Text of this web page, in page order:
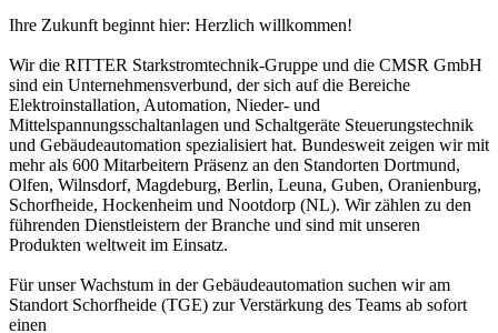
Ihre Zukunft beginnt hier: Herzlich willkommen!
Wir die RITTER Starkstromtechnik-Gruppe und die CMSR GmbH
sind ein Unternehmensverbund, der sich auf die Bereiche
Elektroinstallation, Automation, Nieder- und
Mittelspannungsschaltanlagen und Schaltgeräte Steuerungstechnik
und Gebäudeautomation spezialisiert hat. Bundesweit zeigen wir mit
mehr als 600 Mitarbeitern Präsenz an den Standorten Dortmund,
Olfen, Wilnsdorf, Magdeburg, Berlin, Leuna, Guben, Oranienburg,
Schorfheide, Hockenheim und Nootdorp (NL). Wir zählen zu den
führenden Dienstleistern der Branche und sind mit unseren
Produkten weltweit im Einsatz.
Für unser Wachstum in der Gebäudeautomation suchen wir am
Standort Schorfheide (TGE) zur Verstärkung des Teams ab sofort
einen